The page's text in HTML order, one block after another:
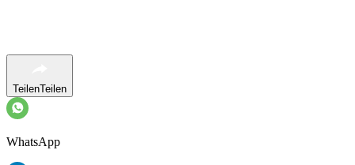
TeilenTeilen
WhatsApp